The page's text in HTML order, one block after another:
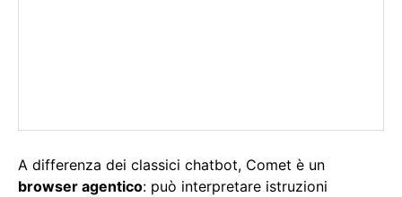
A differenza dei classici chatbot, Comet è un
browser agentico: può interpretare istruzioni